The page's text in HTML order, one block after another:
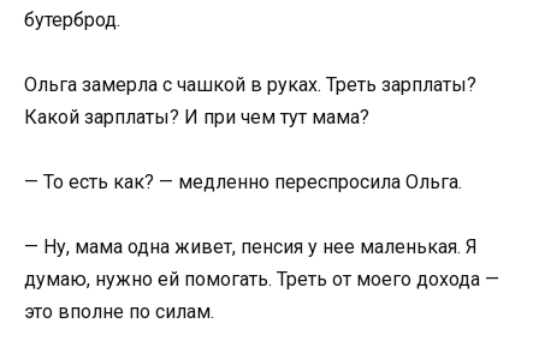
бутерброд.
Ольга замерла с чашкой в руках. Треть зарплаты?
Какой зарплаты? И при чем тут мама?
— То есть как? — медленно переспросила Ольга.
— Ну, мама одна живет, пенсия у нее маленькая. Я
думаю, нужно ей помогать. Треть от моего дохода —
это вполне по силам.